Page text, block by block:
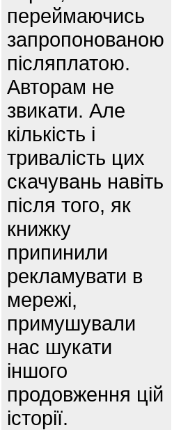
переймаючись
запропонованою
післяплатою.
Авторам не
звикати. Але
кількість і
тривалість цих
скачувань навіть
після того, як
книжку
припинили
рекламувати в
мережі,
примушували
нас шукати
іншого
продовження цій
історії.